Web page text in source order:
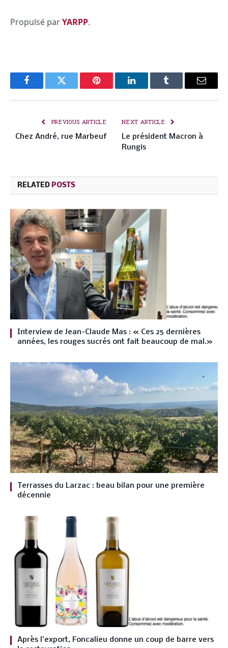
Propulsé parYARPP.
FacebookTwitter Pinterest LinkedInTumblr Email
PREVIOUS ARTICLE
Chez André, rue Marbeuf
NEXT ARTICLE
Le président Macron à
Rungis
RELATED POSTS
Interview de Jean-Claude Mas : « Ces 25 dernières
années, les rouges sucrés ont fait beaucoup de mal.»
Terrasses du Larzac : beau bilan pour une première
décennie
Après l’export, Foncalieu donne un coup de barre vers